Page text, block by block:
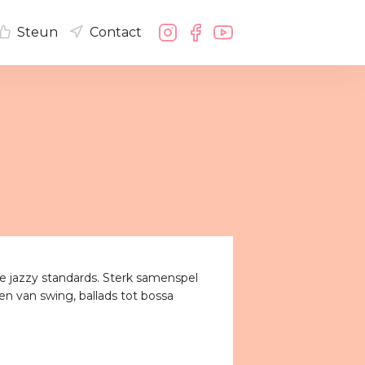
standards. Sterk samenspel
van swing, ballads tot bossa
Steun Contact